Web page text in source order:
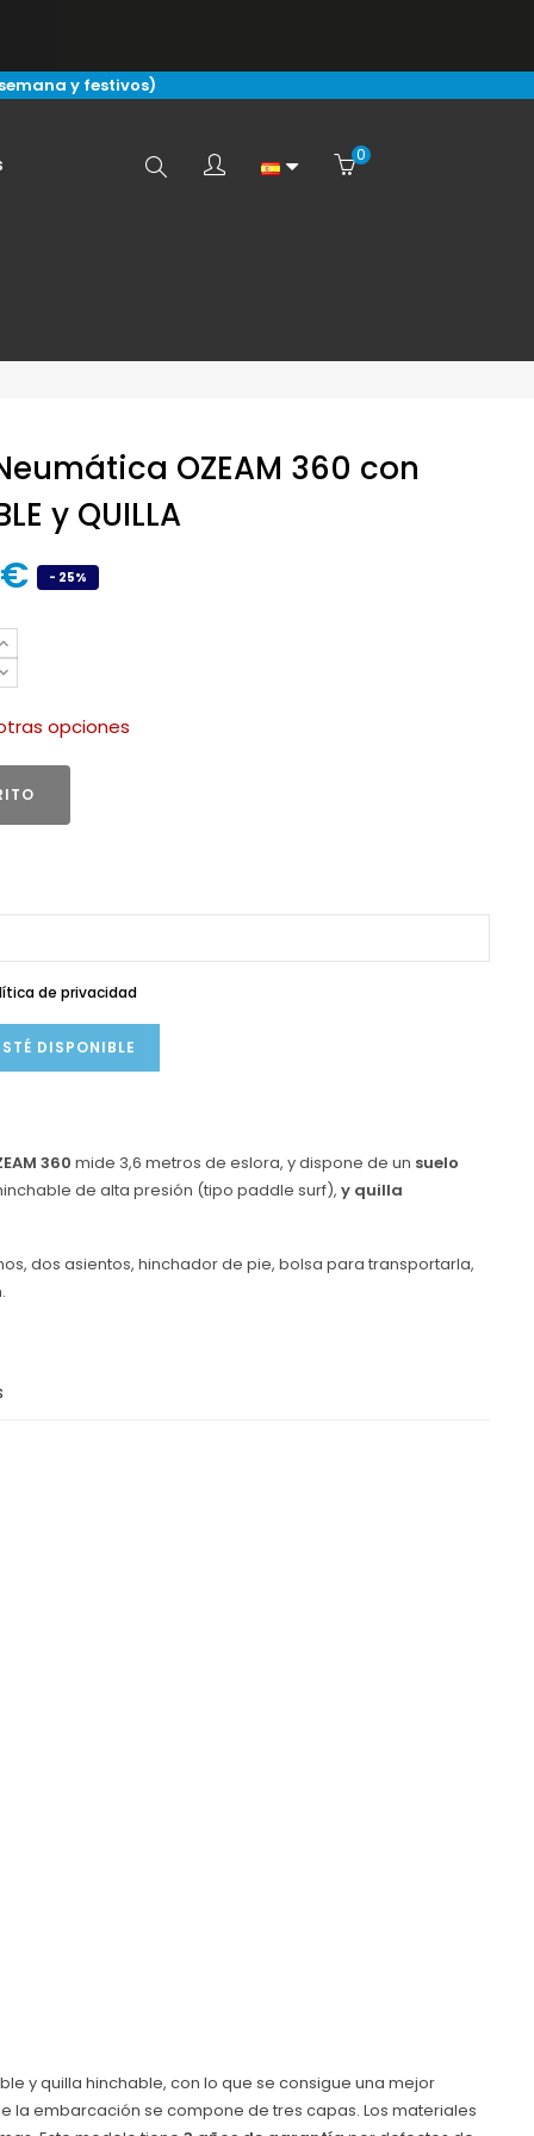
y festivos)
Buscar 0
OZEAM 360 con
y QUILLA
- 25%
opciones
de privacidad
DISPONIBLE
360 mide 3,6 metros de eslora, y dispone de un suelo
de alta presión (tipo paddle surf), y quilla
dos asientos, hinchador de pie, bolsa para transportarla,
y quilla hinchable, con lo que se consigue una mejor
la embarcación se compone de tres capas. Los materiales